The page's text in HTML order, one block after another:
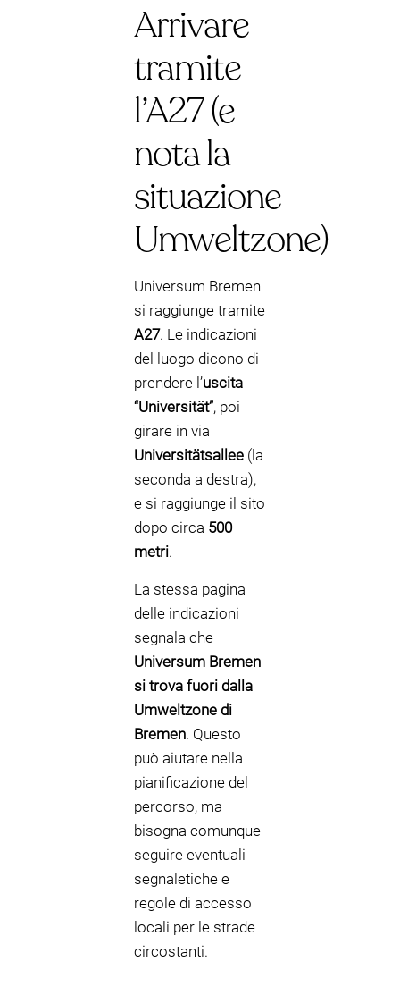
Arrivare
tramite
l’A27 (e
nota la
situazione
Umweltzone)
Universum Bremen
si raggiunge tramite
A27. Le indicazioni
del luogo dicono di
prendere l’uscita
“Universität”, poi
girare in via
Universitätsallee (la
seconda a destra),
e si raggiunge il sito
dopo circa 500
metri.
La stessa pagina
delle indicazioni
segnala che
Universum Bremen
si trova fuori dalla
Umweltzone di
Bremen. Questo
può aiutare nella
pianificazione del
percorso, ma
bisogna comunque
seguire eventuali
segnaletiche e
regole di accesso
locali per le strade
circostanti.